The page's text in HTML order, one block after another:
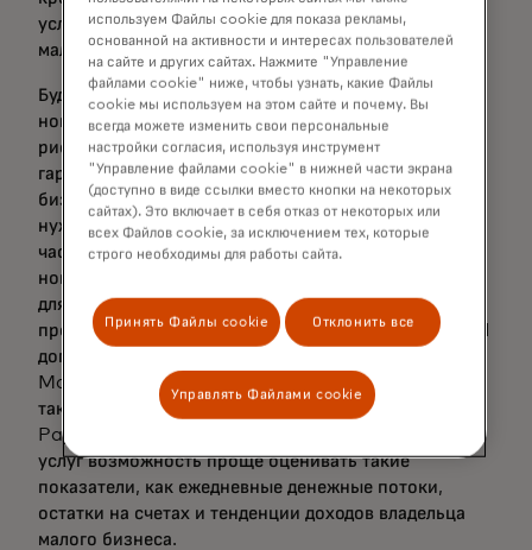
условия и предоставляя большему числу микро- и
малого бизнеса лучшие шансы получить кредит.
Будь то такие этапы жизненного цикла, как прием
новых клиентов, андеррайтинг или управление
рисками и мошенничеством, эти решения
гарантируют, что поставщики услуг для малого
бизнеса получают необходимую информацию в
нужный момент. Эти дополнительные данные
частично получены благодаря добавлению двух
новых API в набор инструментов поставщика услуг
для торговых предприятий: «Аналитика розничных
продаж» и «Результаты розничных продаж». Эти API
дополняют другие аналитические инструменты
Mastercard для открытых финансовых рынков,
такие как Cashflow Analytics for Business и
Payment Risk Insights, предоставляя поставщикам
услуг возможность проще оценивать такие
показатели, как ежедневные денежные потоки,
остатки на счетах и тенденции доходов владельца
малого бизнеса.
используем Файлы cookie для показа рекламы,
основанной на активности и интересах пользователей
на сайте и других сайтах. Нажмите "Управление
файлами cookie" ниже, чтобы узнать, какие Файлы
cookie мы используем на этом сайте и почему. Вы
всегда можете изменить свои персональные
настройки согласия, используя инструмент
"Управление файлами cookie" в нижней части экрана
(доступно в виде ссылки вместо кнопки на некоторых
сайтах). Это включает в себя отказ от некоторых или
всех Файлов cookie, за исключением тех, которые
строго необходимы для работы сайта.
Принять Файлы cookie Отклонить все
Управлять Файлами cookie